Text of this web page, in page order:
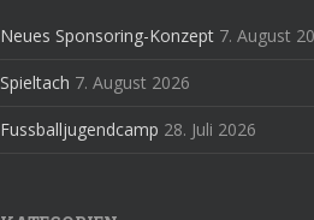
Neues Sponsoring-Konzept 7. August
Spieltach 7. August 2026
Fussballjugendcamp 28. Juli 2026